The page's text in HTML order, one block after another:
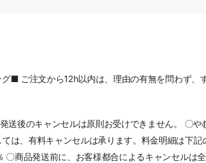
■ ご注文から12h以内は、理由の有無を問わず、
後のキャンセルは原則お受けできません。 〇や
は、有料キャンセルは承ります。料金明細は下記
〇商品発送前に、お客様都合によるキャンセルは